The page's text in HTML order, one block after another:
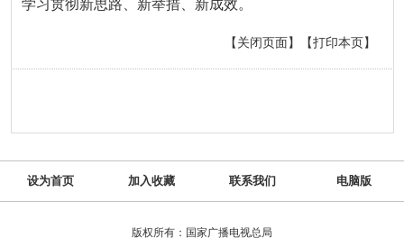
学习贯彻新思路、新举措、新成效。
【打印本页】
【关闭页面】
设为首页 加入收藏 联系我们 电脑版
版权所有：国家广播电视总局